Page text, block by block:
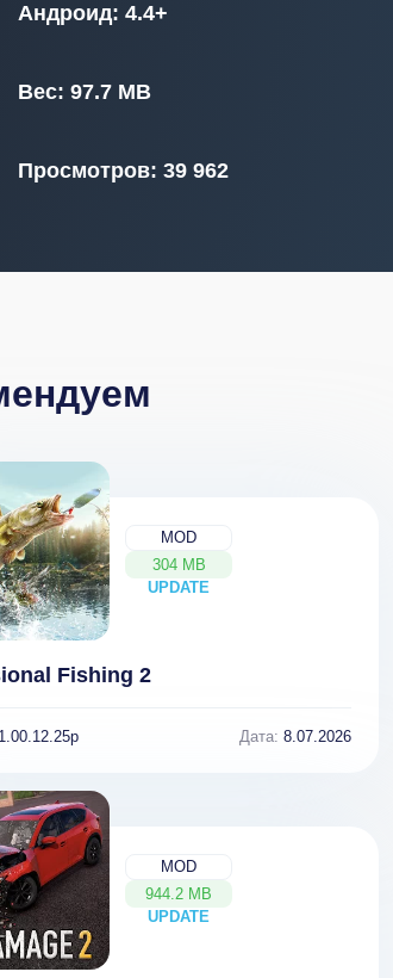
Андроид: 4.4+
Вес: 97.7 MB
Просмотров: 39 962
MOD
304 MB
UPDATE
NEW
Fishing 2
Дата: 8.07.2026
MOD
944.2 MB
UPDATE
NEW